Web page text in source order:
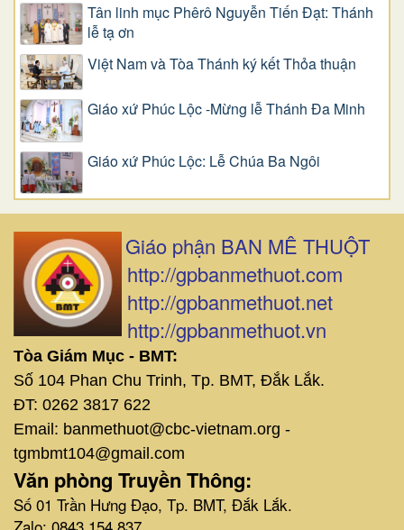
Tân linh mục Phêrô Nguyễn Tiến Đạt: Thánh
lễ tạ ơn
Việt Nam và Tòa Thánh ký kết Thỏa thuận
Giáo xứ Phúc Lộc -Mừng lễ Thánh Đa Minh
Giáo xứ Phúc Lộc: Lễ Chúa Ba Ngôi
Giáo phận BAN MÊ THUỘT
http://gpbanmethuot.com
http://gpbanmethuot.net
http://gpbanmethuot.vn
Tòa Giám Mục - BMT:
Số 104 Phan Chu Trinh, Tp. BMT, Đắk Lắk.
ĐT: 0262 3817 622
Email: banmethuot@cbc-vietnam.org -
tgmbmt104@gmail.com
Văn phòng Truyền Thông:
Số 01 Trần Hưng Đạo, Tp. BMT, Đắk Lắk.